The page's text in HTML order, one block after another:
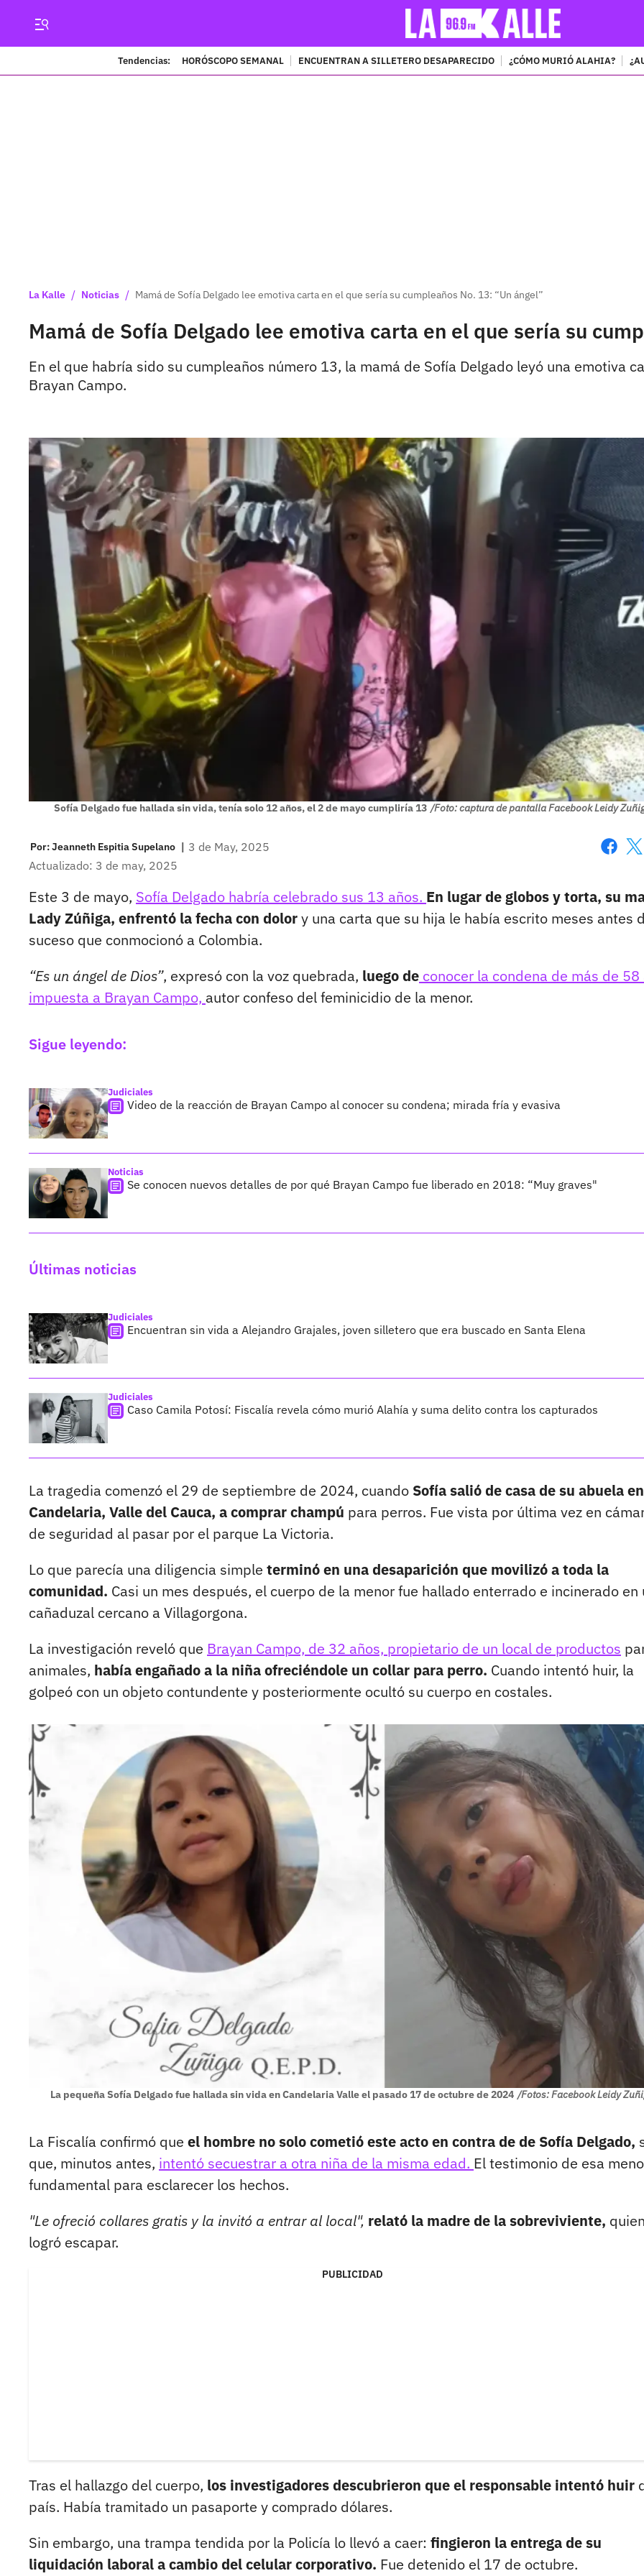
Tendencias: HORÓSCOPO SEMANAL ENCUENTRAN A SILLETERO DESAPARECIDO ¿CÓMO MURIÓ ALAHIA?
La Kalle / Noticias / Mamá de Sofía Delgado lee emotiva carta en el que sería su cumpleaños No. 13: “Un ángel”
Mamá de Sofía Delgado lee emotiva carta en el que sería su
En el que habría sido su cumpleaños número 13, la mamá de Sofía Delgado leyó una emotiva
Brayan Campo.
Sofía Delgado fue hallada sin vida, tenía solo 12 años, el 2 de mayo cumpliría 13 /Foto: captura de pantalla Facebook Leidy
Por:Jeanneth Espitia Supelano | 3 de May, 2025
Actualizado: 3 de may, 2025
Este 3 de mayo, Sofía Delgado habría celebrado sus 13 años. En lugar de globos y torta, su
Lady Zúñiga, enfrentó la fecha con dolory una carta que su hija le había escrito meses antes
suceso que conmocionó a Colombia.
“Es un ángel de Dios”, expresó con la voz quebrada, luego de conocer la condena de más de 58
impuesta a Brayan Campo, autor confeso del feminicidio de la menor.
Sigue leyendo:
Judiciales
Video de la reacción de Brayan Campo al conocer su condena; mirada fría y evasiva
Noticias
Se conocen nuevos detalles de por qué Brayan Campo fue liberado en 2018: “Muy graves"
Últimas noticias
Judiciales
Encuentran sin vida a Alejandro Grajales, joven silletero que era buscado en Santa Elena
Judiciales
Caso Camila Potosí: Fiscalía revela cómo murió Alahía y suma delito contra los capturados
La tragedia comenzó el 29 de septiembre de 2024, cuando Sofía salió de casa de su abuela en
Candelaria, Valle del Cauca, a comprar champú para perros. Fue vista por última vez en
de seguridad al pasar por el parque La Victoria.
Lo que parecía una diligencia simple terminó en una desaparición que movilizó a toda la
comunidad. Casi un mes después, el cuerpo de la menor fue hallado enterrado e incinerado en
cañaduzal cercano a Villagorgona.
La investigación reveló que Brayan Campo, de 32 años, propietario de un local de productos
animales, había engañado a la niña ofreciéndole un collar para perro. Cuando intentó huir, la
golpeó con un objeto contundente y posteriormente ocultó su cuerpo en costales.
La pequeña Sofía Delgado fue hallada sin vida en Candelaria Valle el pasado 17 de octubre de 2024 /Fotos: Facebook Leidy
La Fiscalía confirmó que el hombre no solo cometió este acto en contra de de Sofía Delgado,
que, minutos antes, intentó secuestrar a otra niña de la misma edad. El testimonio de esa
fundamental para esclarecer los hechos.
"Le ofreció collares gratis y la invitó a entrar al local", relató la madre de la sobreviviente,
logró escapar.
PUBLICIDAD
Tras el hallazgo del cuerpo, los investigadores descubrieron que el responsable intentó huir
país. Había tramitado un pasaporte y comprado dólares.
Sin embargo, una trampa tendida por la Policía lo llevó a caer: fingieron la entrega de su
liquidación laboral a cambio del celular corporativo. Fue detenido el 17 de octubre.